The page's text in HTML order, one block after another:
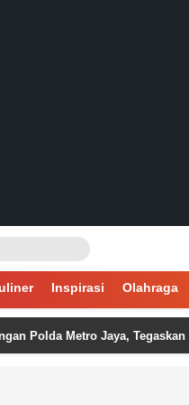
Inspirasi Olahraga
Metro Jaya, Tegaskan